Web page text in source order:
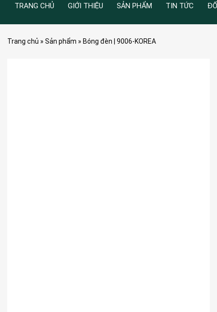
TRANG CHỦ GIỚI THIỆU SẢN PHẨM TIN TỨC
Trang chủ » Sản phẩm » Bóng đèn | 9006-KOREA